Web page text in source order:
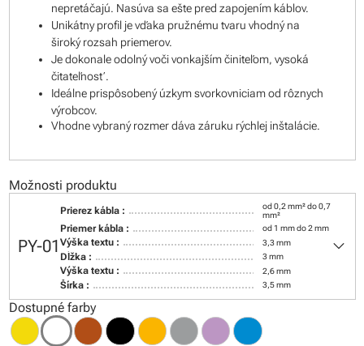
nepretáčajú. Nasúva sa ešte pred zapojením káblov.
Unikátny profil je vďaka pružnému tvaru vhodný na
široký rozsah priemerov.
Je dokonale odolný voči vonkajším činiteľom, vysoká
čitateľnosť.
Ideálne prispôsobený úzkym svorkovniciam od rôznych
výrobcov.
Vhodne vybraný rozmer dáva záruku rýchlej inštalácie.
Možnosti produktu
PY-01
Prierez kábla :
od 0,2 mm² do 0,7
mm²
Priemer kábla : od 1 mm do 2 mm
Výška textu : 3,3 mm
Dĺžka : 3 mm
Výška textu : 2,6 mm
Šírka : 3,5 mm
keyboard_arrow_down
Dostupné farby